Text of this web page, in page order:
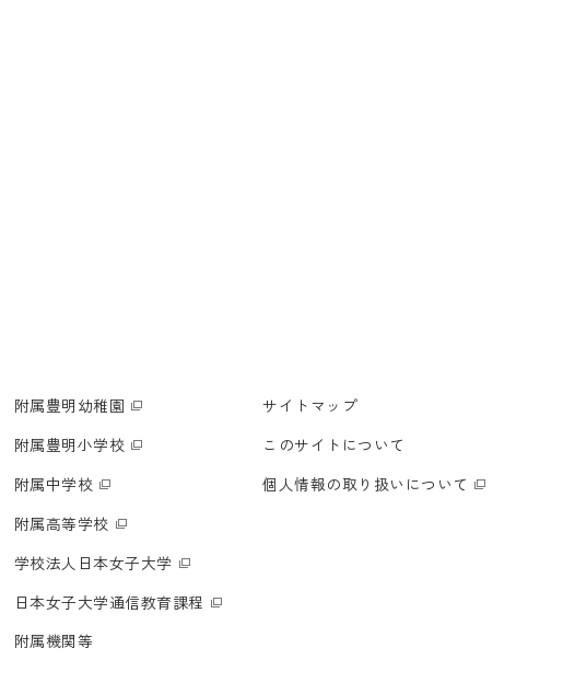
附属豊明幼稚園
附属豊明小学校
附属中学校
附属高等学校
学校法人日本女子大学
日本女子大学通信教育課程
附属機関等
サイトマップ
このサイトについて
個人情報の取り扱いについて